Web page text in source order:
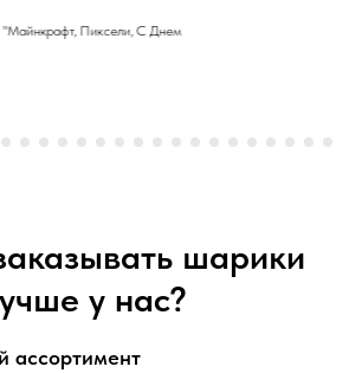
"Майнкрафт, Пиксели, С Днем
шарики
у нас?
ассортимент